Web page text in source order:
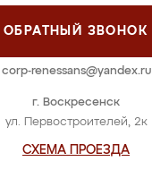
г. Воскресенск
ул. Первостроителей, 2к
СХЕМА ПРОЕЗДА
ОБРАТНЫЙ ЗВОНОК
corp-renessans@yandex.ru